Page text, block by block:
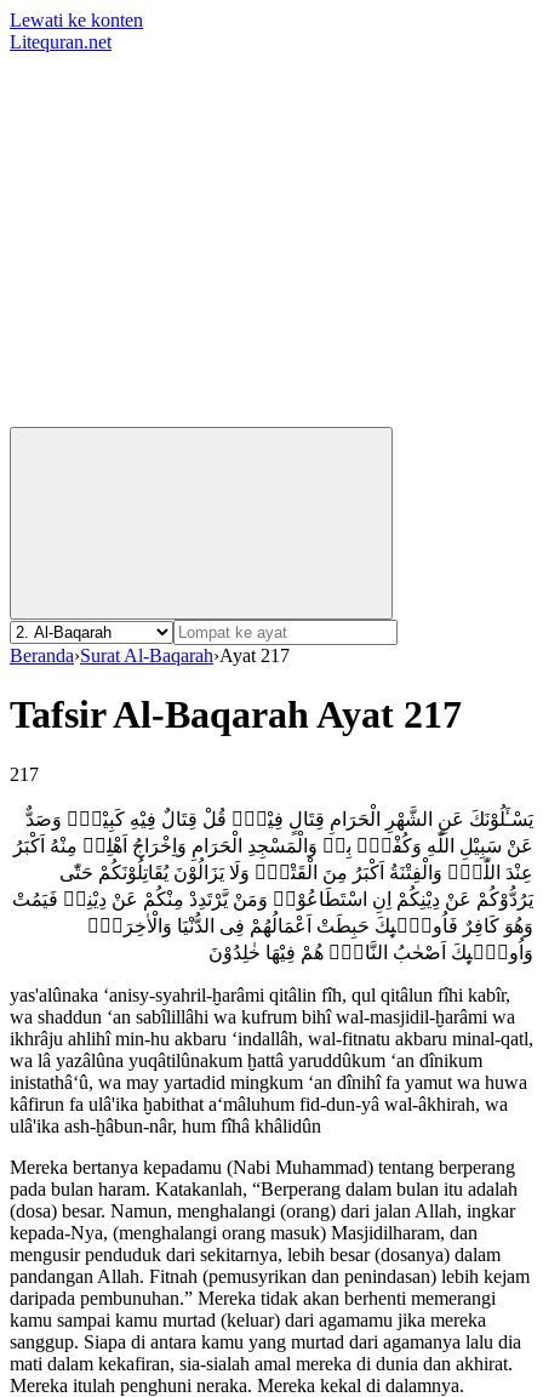
Lewati ke konten
Litequran.net
Beranda›Surat Al-Baqarah›Ayat 217
Tafsir Al-Baqarah Ayat 217
217
يَسْـَٔلُوْنَكَ عَنِ الشَّهْرِ الْحَرَامِ قِتَالٍ فِيْهِۗ قُلْ قِتَالٌ فِيْهِ كَبِيْرٌۗ وَصَدٌّ
عَنْ سَبِيْلِ اللّٰهِ وَكُفْرٌۢ بِهٖ وَالْمَسْجِدِ الْحَرَامِ وَاِخْرَاجُ اَهْلِهٖ مِنْهُ اَكْبَرُ
عِنْدَ اللّٰهِۚ وَالْفِتْنَةُ اَكْبَرُ مِنَ الْقَتْلِۗ وَلَا يَزَالُوْنَ يُقَاتِلُوْنَكُمْ حَتّٰى
يَرُدُّوْكُمْ عَنْ دِيْنِكُمْ اِنِ اسْتَطَاعُوْاۗ وَمَنْ يَّرْتَدِدْ مِنْكُمْ عَنْ دِيْنِهٖ فَيَمُتْ
وَهُوَ كَافِرٌ فَاُولٰۤىِٕكَ حَبِطَتْ اَعْمَالُهُمْ فِى الدُّنْيَا وَالْاٰخِرَةِۚ
وَاُولٰۤىِٕكَ اَصْحٰبُ النَّارِۚ هُمْ فِيْهَا خٰلِدُوْنَ
yas'alûnaka ‘anisy-syahril-ḫarâmi qitâlin fîh, qul qitâlun fîhi kabîr,
wa shaddun ‘an sabîlillâhi wa kufrum bihî wal-masjidil-ḫarâmi wa
ikhrâju ahlihî min-hu akbaru ‘indallâh, wal-fitnatu akbaru minal-qatl,
wa lâ yazâlûna yuqâtilûnakum ḫattâ yaruddûkum ‘an dînikum
inistathâ‘û, wa may yartadid mingkum ‘an dînihî fa yamut wa huwa
kâfirun fa ulâ'ika ḫabithat a‘mâluhum fid-dun-yâ wal-âkhirah, wa
ulâ'ika ash-ḫâbun-nâr, hum fîhâ khâlidûn
Mereka bertanya kepadamu (Nabi Muhammad) tentang berperang
pada bulan haram. Katakanlah, “Berperang dalam bulan itu adalah
(dosa) besar. Namun, menghalangi (orang) dari jalan Allah, ingkar
kepada-Nya, (menghalangi orang masuk) Masjidilharam, dan
mengusir penduduk dari sekitarnya, lebih besar (dosanya) dalam
pandangan Allah. Fitnah (pemusyrikan dan penindasan) lebih kejam
daripada pembunuhan.” Mereka tidak akan berhenti memerangi
kamu sampai kamu murtad (keluar) dari agamamu jika mereka
sanggup. Siapa di antara kamu yang murtad dari agamanya lalu dia
mati dalam kekafiran, sia-sialah amal mereka di dunia dan akhirat.
Mereka itulah penghuni neraka. Mereka kekal di dalamnya.